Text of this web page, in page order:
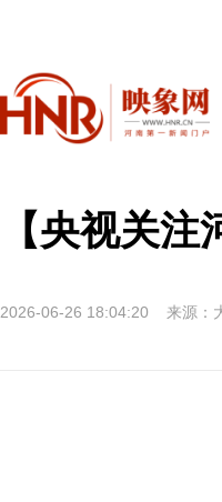
【央视关
2026-06-26 18:04:20 来源：